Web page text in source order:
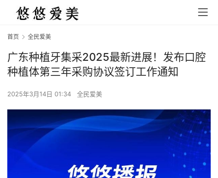
首页 全民爱美
广东种植牙集采2025最新进展！发布口腔
种植体第三年采购协议签订工作通知
2025年3月14日 01:34 全民爱美